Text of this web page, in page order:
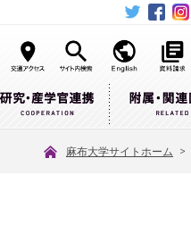
麻布大学サイトホーム >